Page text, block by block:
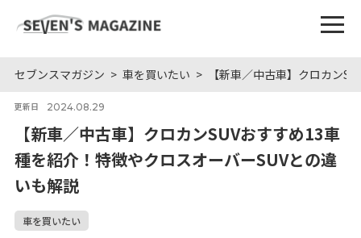
セブンスマガジン 車を買いたい 【新車／中古車】クロカン
更新日 2024.08.29
【新車／中古車】クロカンSUVおすすめ13車
種を紹介！特徴やクロスオーバーSUVとの違
いも解説
車を買いたい